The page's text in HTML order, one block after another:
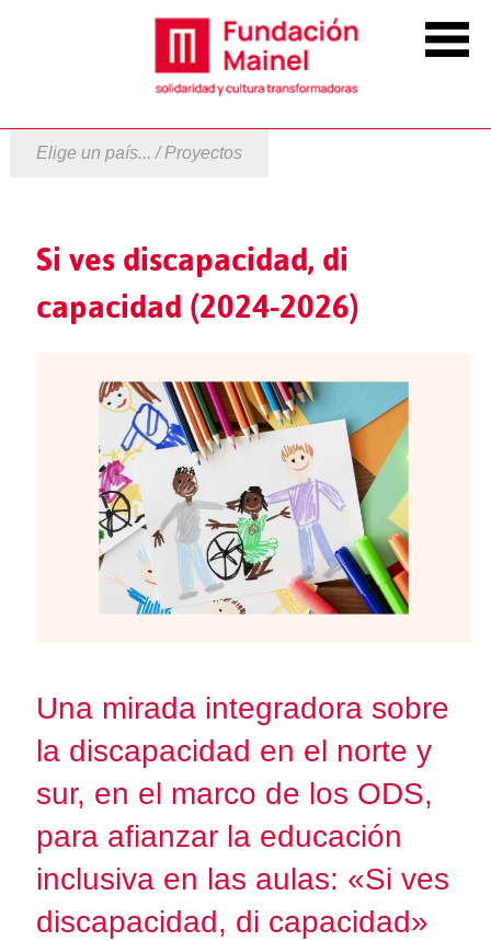
Elige un país... / Proyectos
Si ves discapacidad, di
capacidad (2024-2026)
Una mirada integradora sobre
la discapacidad en el norte y
sur, en el marco de los ODS,
para afianzar la educación
inclusiva en las aulas: «Si ves
discapacidad, di capacidad»